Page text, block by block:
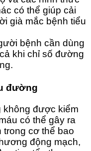
có thể giúp cải
già mắc bệnh tiểu
bệnh cần dùng
khi chỉ số đường
đường
không được kiểm
có thể gây ra
cơ thể bao
động mạch,